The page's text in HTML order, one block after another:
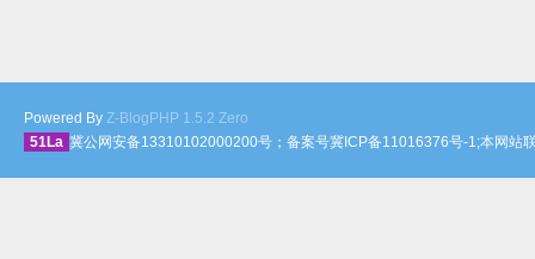
Powered By Z-BlogPHP 1.5.2 Zero
51La 冀公网安备13310102000200号；备案号冀ICP备11016376号-1;本网站